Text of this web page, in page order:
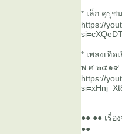
* เล็ก คุรุช
https://
* เพลงเทิด
พ.ศ.๒๕๑๙
https://
●● ●● เรื่อ
●●